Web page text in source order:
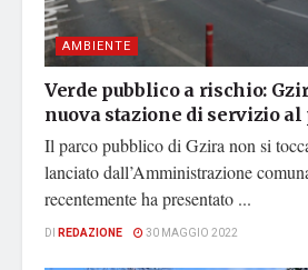
AMBIENTE
Verde pubblico a rischio:
nuova stazione di servizio al
Il parco pubblico di Gzira non si
lanciato dall’Amministrazione
recentemente ha presentato ...
DI REDAZIONE 30 MAGGIO 2022